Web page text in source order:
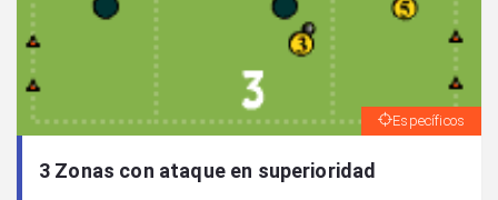
Específicos
3 Zonas con ataque en superioridad